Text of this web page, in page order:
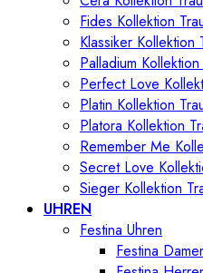
Fides Kollektion
Klassiker Kollektion
Palladium
Perfect Love
Platin Kollektion
Platora Kollektion
Remember Me
Secret Love
Sieger Kollektion
UHREN
Festina Uhren
Festina